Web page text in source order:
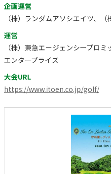
企画運営
（株）ランダムアソシエイツ、
運営
（株）東急エージェンシープロ
エンタープライズ
大会URL
https://www.itoen.co.jp/golf/